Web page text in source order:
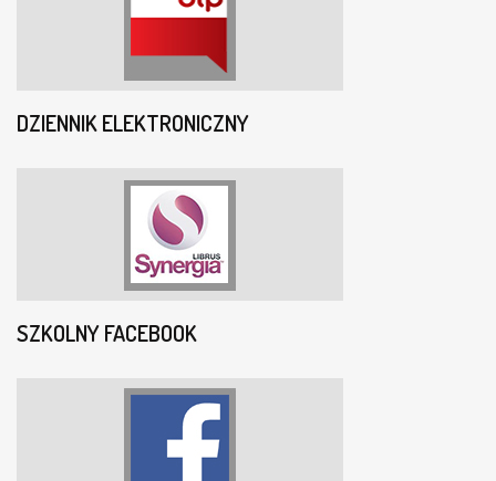
DZIENNIK ELEKTRONICZNY
SZKOLNY FACEBOOK